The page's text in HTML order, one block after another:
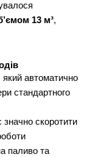
13 м³,
який автоматично
стандартного
значно скоротити
паливо та